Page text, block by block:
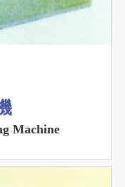
Machine